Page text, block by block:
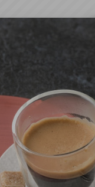
KUCHNIA DOM
Sprzęt elektryczny